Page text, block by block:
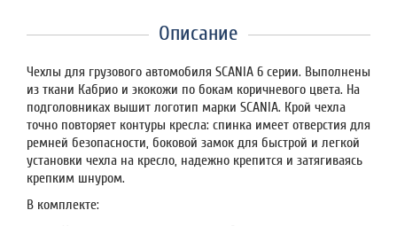
Описание
Чехлы для грузового автомобиля SCANIA 6 серии. Выполнены
из ткани Кабрио и экокожи по бокам коричневого цвета. На
подголовниках вышит логотип марки SCANIA. Крой чехла
точно повторяет контуры кресла: спинка имеет отверстия для
ремней безопасности, боковой замок для быстрой и легкой
установки чехла на кресло, надежно крепится и затягиваясь
крепким шнуром.
В комплекте: